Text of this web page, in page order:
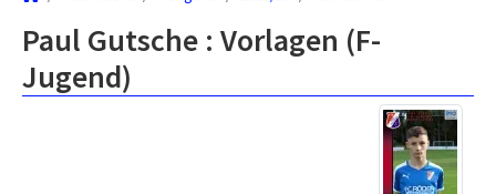
Paul Gutsche : Vorlagen (F-
Jugend)